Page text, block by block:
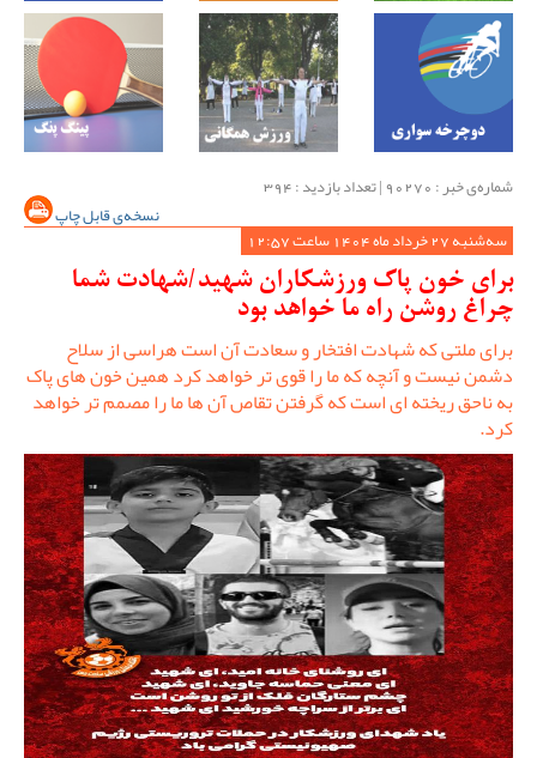
شماره‌ی خبر : ‌90270 | تعداد بازدید : 394
نسخه‌ی قابل چاپ
سه‌شنبه 27 خرداد ماه 1404 ساعت 12:57
برای خون پاک ورزشکاران شهید/شهادت شما
چراغ روشن راه ما خواهد بود
برای ملتی که شهادت افتخار و سعادت آن است هراسی از سلاح
دشمن نیست و آنچه که ما را قوی تر خواهد کرد همین خون های پاک
به ناحق ریخته ای است که گرفتن تقاص آن ها ما را مصمم تر خواهد
کرد.